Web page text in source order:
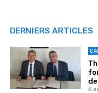
DERNIERS ARTICLES
6